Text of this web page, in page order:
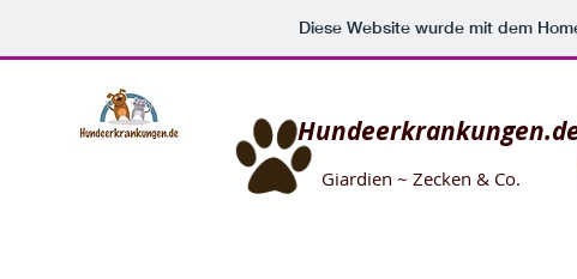
Diese Website wurde mit dem
Giardien ~ Zecken & Co.